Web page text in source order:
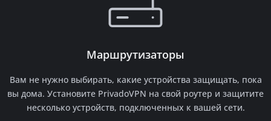
Маршрутизаторы
Вам не нужно выбирать, какие устройства защищать, пока
вы дома. Установите PrivadoVPN на свой роутер и защитите
несколько устройств, подключенных к вашей сети.